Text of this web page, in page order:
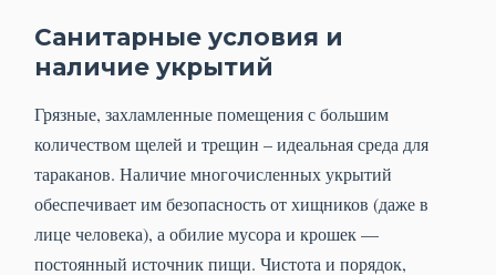
Санитарные условия и
наличие укрытий
Грязные, захламленные помещения с большим
количеством щелей и трещин – идеальная среда для
тараканов. Наличие многочисленных укрытий
обеспечивает им безопасность от хищников (даже в
лице человека), а обилие мусора и крошек —
постоянный источник пищи. Чистота и порядок,